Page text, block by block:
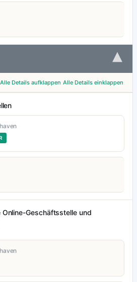
▾
Alle Details aufklappen Alle Details einklappen
Geschäftsstelle und